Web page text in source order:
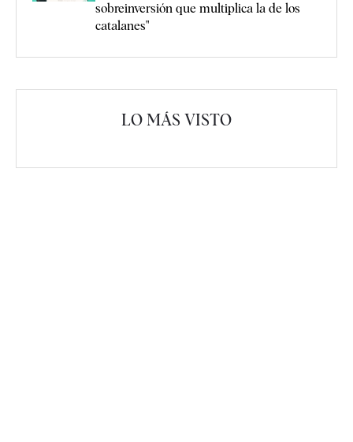
sobreinversión que multiplica la de los
catalanes"
LO MÁS VISTO